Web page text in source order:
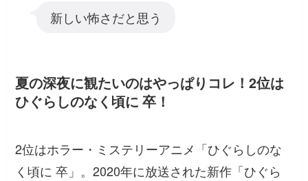
新しい怖さだと思う
夏の深夜に観たいのはやっぱりコレ！2位は
ひぐらしのなく頃に 卒！
2位はホラー・ミステリーアニメ「ひぐらしのな
く頃に 卒」。2020年に放送された新作「ひぐら